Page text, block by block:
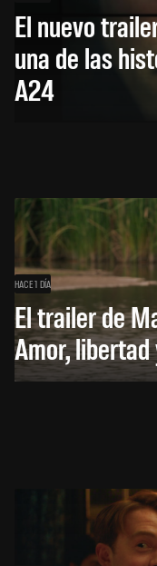
El nuevo
una de las
A24
HACE 1 DÍA
El trailer de
Amor,